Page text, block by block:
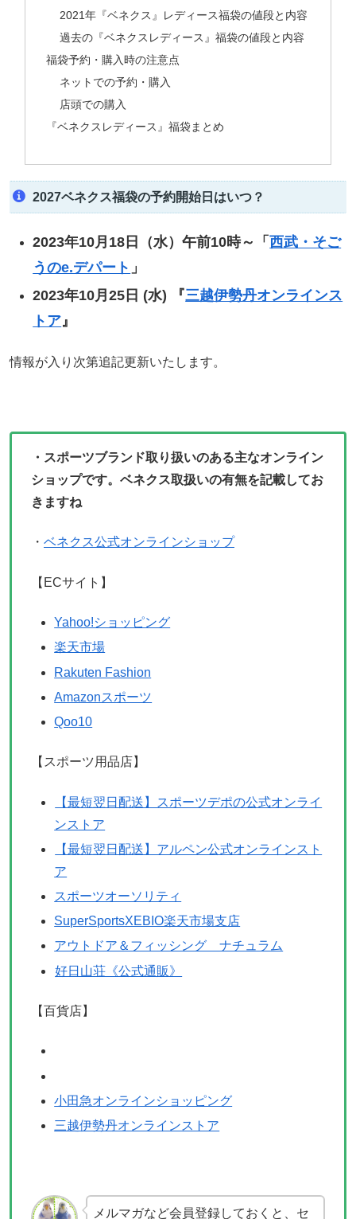
2021年『ベネクス』レディース福袋の値段と内容
過去の『ベネクスレディース』福袋の値段と内容
福袋予約・購入時の注意点
ネットでの予約・購入
店頭での購入
『ベネクスレディース』福袋まとめ
2027ベネクス福袋の予約開始日はいつ？
2023年10月18日（水）午前10時～「西武・そご
うのe.デパート 」
2023年10月25日 (水) 『三越伊勢丹オンラインス
トア 』
情報が入り次第追記更新いたします。
・スポーツブランド取り扱いのある主なオンライン
ショップです。ベネクス取扱いの有無を記載してお
きますね
・ ベネクス公式オンラインショップ
【ECサイト】
Yahoo!ショッピング
楽天市場
Rakuten Fashion
Amazonスポーツ
Qoo10
【スポーツ用品店】
【最短翌日配送】スポーツデポの公式オンライ
ンストア
【最短翌日配送】アルペン公式オンラインスト
ア
スポーツオーソリティ
SuperSportsXEBIO楽天市場支店
アウトドア＆フィッシング ナチュラム
好日山荘《公式通販》
【百貨店】
小田急オンラインショッピング
三越伊勢丹オンラインストア
メルマガなど会員登録しておくと、セ